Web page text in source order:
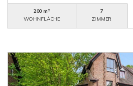
200 m²
WOHNFLÄCHE
7
ZIMMER